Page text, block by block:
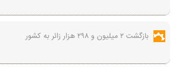
بازگشت ۲ میلیون و ۲۹۸ هزار زائر به کشور